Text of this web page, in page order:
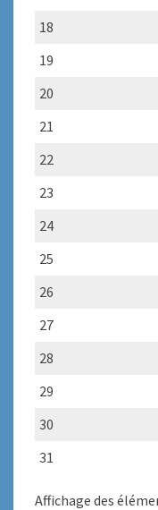
18
19
20
21
22
23
24
25
26
27
28
29
30
31
Affichage des